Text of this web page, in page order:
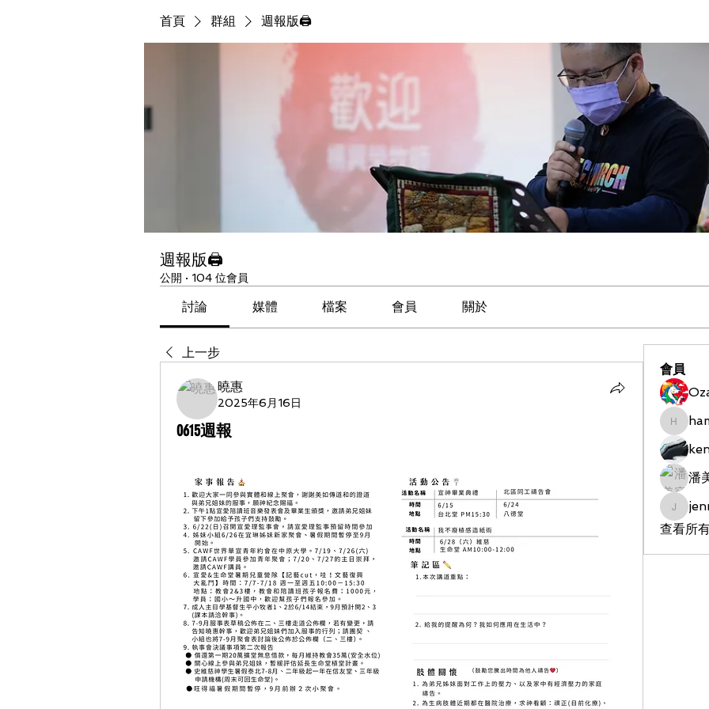
首頁 群組 週報版🖨
週報版🖨
公開 · 104 位會員
討論 媒體 檔案 會員 關於
上一步
曉惠
2025年6月16日
0615週報
會員
潘
查看所